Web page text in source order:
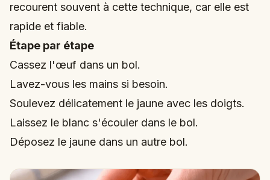
recourent souvent à cette technique, car elle est
rapide et fiable.
Étape par étape
Cassez l'œuf dans un bol.
Lavez-vous les mains si besoin.
Soulevez délicatement le jaune avec les doigts.
Laissez le blanc s'écouler dans le bol.
Déposez le jaune dans un autre bol.